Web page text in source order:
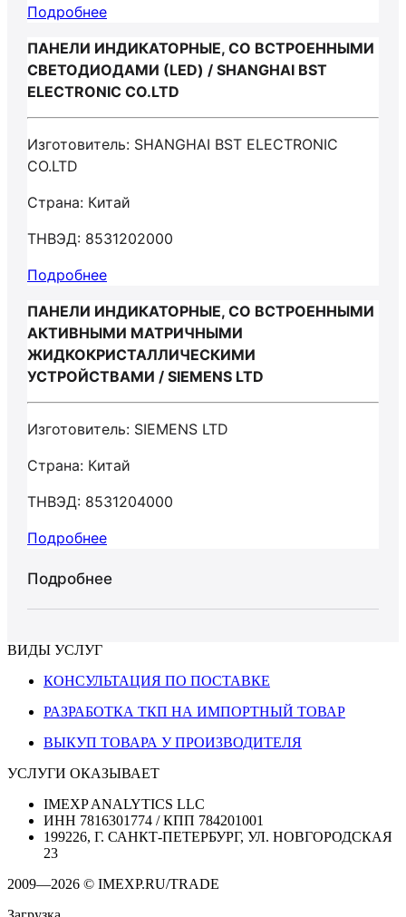
Подробнее
ПАНЕЛИ ИНДИКАТОРНЫЕ, СО ВСТРОЕННЫМИ
СВЕТОДИОДАМИ (LED) / SHANGHAI BST
ELECTRONIC CO.LTD
Изготовитель: SHANGHAI BST ELECTRONIC
CO.LTD
Страна: Китай
ТНВЭД: 8531202000
Подробнее
ПАНЕЛИ ИНДИКАТОРНЫЕ, СО ВСТРОЕННЫМИ
АКТИВНЫМИ МАТРИЧНЫМИ
ЖИДКОКРИСТАЛЛИЧЕСКИМИ
УСТРОЙСТВАМИ / SIEMENS LTD
Изготовитель: SIEMENS LTD
Страна: Китай
ТНВЭД: 8531204000
Подробнее
Подробнее
ВИДЫ УСЛУГ
КОНСУЛЬТАЦИЯ ПО ПОСТАВКЕ
РАЗРАБОТКА ТКП НА ИМПОРТНЫЙ ТОВАР
ВЫКУП ТОВАРА У ПРОИЗВОДИТЕЛЯ
УСЛУГИ ОКАЗЫВАЕТ
IMEXP ANALYTICS LLC
ИНН 7816301774 / КПП 784201001
199226, Г. САНКТ-ПЕТЕРБУРГ, УЛ. НОВГОРОДСКАЯ
23
2009—2026 © IMEXP.RU/TRADE